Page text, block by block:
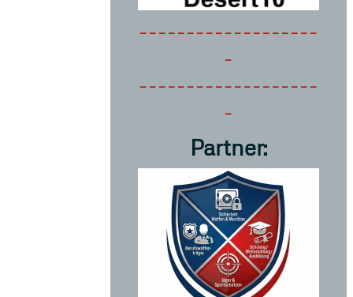
-------------------
-
-------------------
-
Partner: